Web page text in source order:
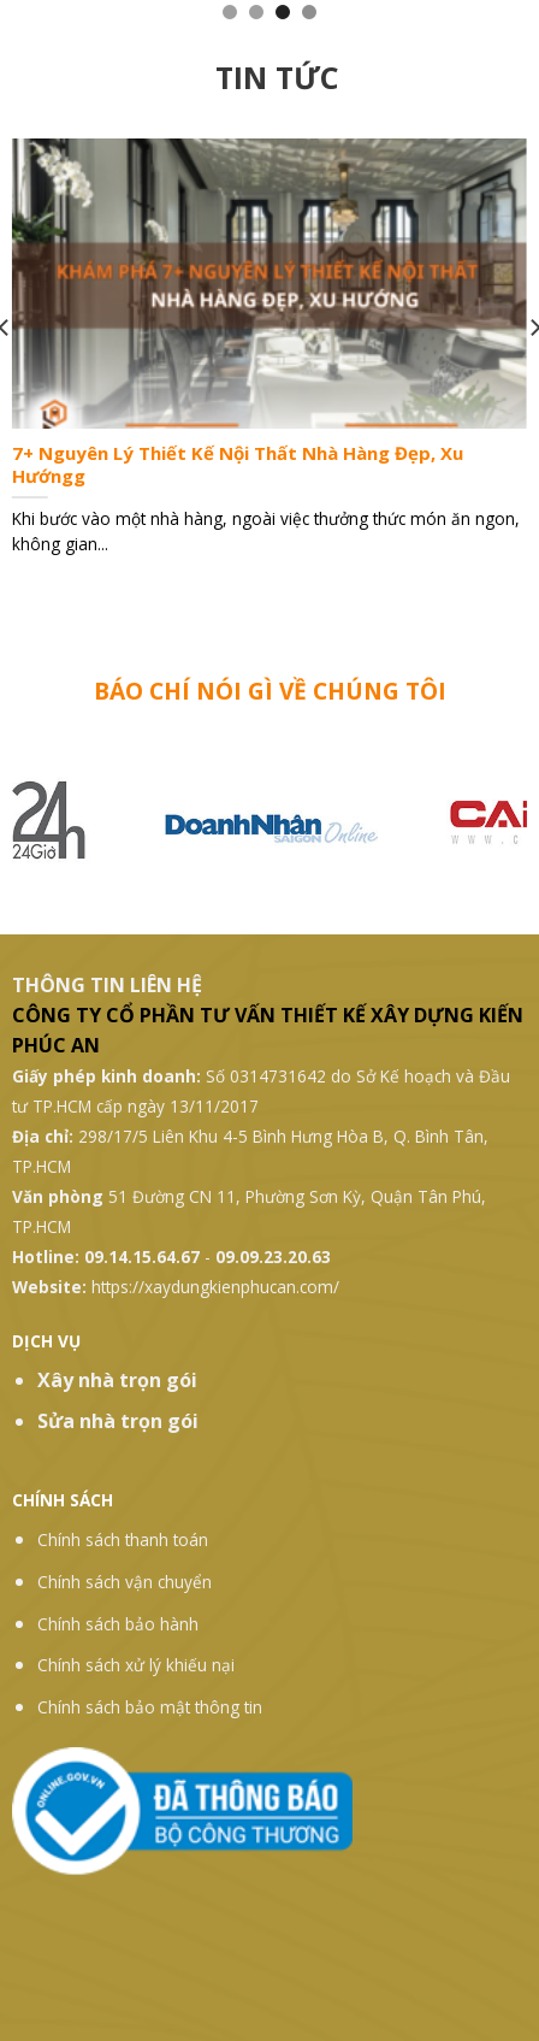
TIN TỨC
7+ Nguyên Lý Thiết Kế Nội Thất Nhà Hàng Đẹp, Xu
Hướngg
Khi bước vào một nhà hàng, ngoài việc thưởng thức món ăn ngon,
không gian...
BÁO CHÍ NÓI GÌ VỀ CHÚNG TÔI
THÔNG TIN LIÊN HỆ
CÔNG TY CỔ PHẦN TƯ VẤN THIẾT KẾ XÂY DỰNG KIẾN
PHÚC AN
Giấy phép kinh doanh:
Số 0314731642 do Sở Kế hoạch và Đầu
tư TP.HCM cấp ngày 13/11/2017
Địa chỉ:
298/17/5 Liên Khu 4-5 Bình Hưng Hòa B, Q. Bình Tân,
TP.HCM
Văn phòng
51 Đường CN 11, Phường Sơn Kỳ, Quận Tân Phú,
TP.HCM
Hotline:
Website:
https://xaydungkienphucan.com/
Xây nhà trọn gói
Sửa nhà trọn gói
CHÍNH SÁCH
Chính sách thanh toán
Chính sách vận chuyển
Chính sách bảo hành
Chính sách xử lý khiếu nại
Chính sách bảo mật thông tin